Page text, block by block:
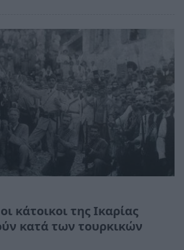
κάτοικοι της Ικαρίας
κατά των τουρκικών